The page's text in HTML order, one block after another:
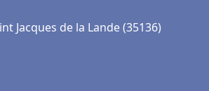
Jacques de la Lande (35136)